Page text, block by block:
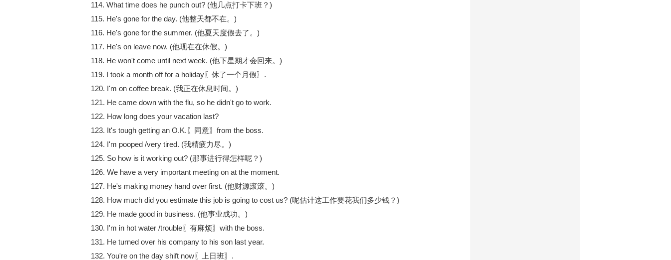
114. What time does he punch out? (他几点打卡下班？)
115. He's gone for the day. (他整天都不在。)
116. He's gone for the summer. (他夏天度假去了。)
117. He's on leave now. (他现在在休假。)
118. He won't come until next week. (他下星期才会回来。)
119. I took a month off for a holiday〖休了一个月假〗.
120. I'm on coffee break. (我正在休息时间。)
121. He came down with the flu, so he didn't go to work.
122. How long does your vacation last?
123. It's tough getting an O.K.〖同意〗from the boss.
124. I'm pooped /very tired. (我精疲力尽。)
125. So how is it working out? (那事进行得怎样呢？)
126. We have a very important meeting on at the moment.
127. He's making money hand over first. (他财源滚滚。)
128. How much did you estimate this job is going to cost us? (呢估计这工作要花我们多少钱？)
129. He made good in business. (他事业成功。)
130. I'm in hot water /trouble〖有麻烦〗with the boss.
131. He turned over his company to his son last year.
132. You're on the day shift now〖上日班〗.